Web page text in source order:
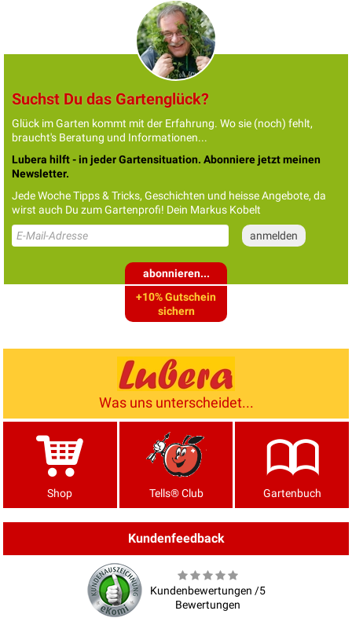
Suchst Du das Gartenglück?
Glück im Garten kommt mit der Erfahrung. Wo sie (noch) fehlt,
braucht's Beratung und Informationen...
Lubera hilft - in jeder Gartensituation. Abonniere jetzt meinen
Newsletter.
Jede Woche Tipps & Tricks, Geschichten und heisse Angebote, da
wirst auch Du zum Gartenprofi! Dein Markus Kobelt
abonnieren...
+10% Gutschein
sichern
Was uns unterscheidet...
Shop Tells® Club Gartenbuch
Kundenfeedback
Kundenbewertungen /5
Bewertungen